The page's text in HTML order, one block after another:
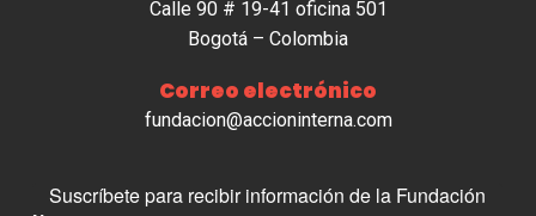
Calle 90 # 19-41 oficina 501
Bogotá – Colombia
Correo electrónico
fundacion@accioninterna.com